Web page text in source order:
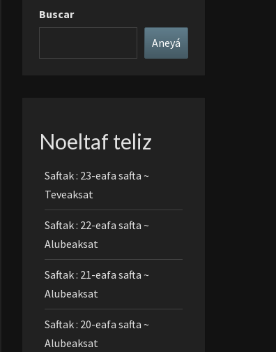
Buscar
Aneyá
Noeltaf teliz
Saftak : 23-eafa safta ~
Teveaksat
Saftak : 22-eafa safta ~
Alubeaksat
Saftak : 21-eafa safta ~
Alubeaksat
Saftak : 20-eafa safta ~
Alubeaksat